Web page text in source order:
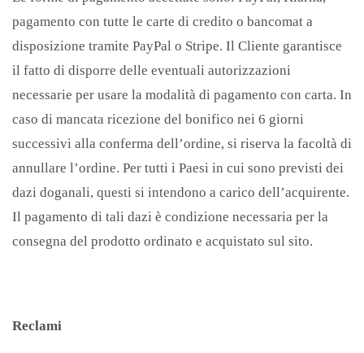
pagamento con tutte le carte di credito o bancomat a
disposizione tramite PayPal o Stripe. Il Cliente garantisce
il fatto di disporre delle eventuali autorizzazioni
necessarie per usare la modalità di pagamento con carta. In
caso di mancata ricezione del bonifico nei 6 giorni
successivi alla conferma dell’ordine, si riserva la facoltà di
annullare l’ordine. Per tutti i Paesi in cui sono previsti dei
dazi doganali, questi si intendono a carico dell’acquirente.
Il pagamento di tali dazi è condizione necessaria per la
consegna del prodotto ordinato e acquistato sul sito.
Reclami